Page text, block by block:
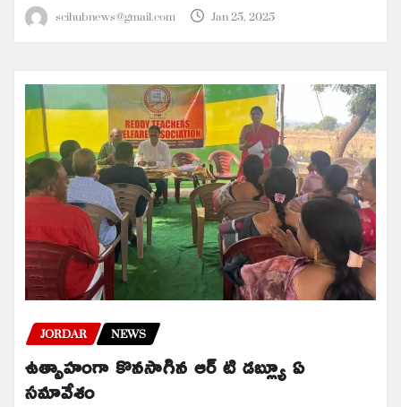
scihubnews@gmail.com Jan 25, 2025
JORDAR NEWS
ఉత్సాహంగా కొనసాగిన ఆర్ టి డబ్ల్యూ ఏ
సమావేశం